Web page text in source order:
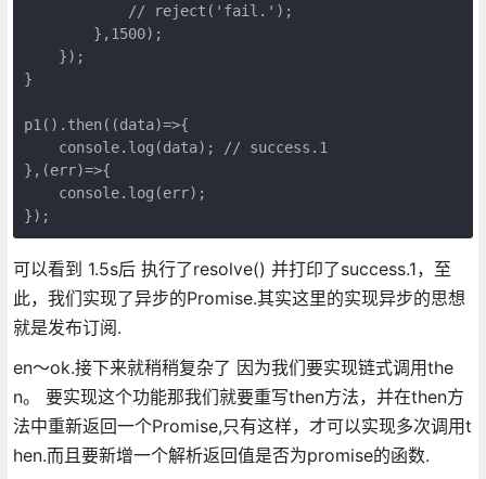
            // reject('fail.');
        },1500);
    });
}
p1().then((data)=>{
    console.log(data); // success.1
},(err)=>{
    console.log(err);
});
可以看到 1.5s后 执行了resolve() 并打印了success.1，至
此，我们实现了异步的Promise.其实这里的实现异步的思想
就是发布订阅.
en～ok.接下来就稍稍复杂了 因为我们要实现链式调用the
n。 要实现这个功能那我们就要重写then方法，并在then方
法中重新返回一个Promise,只有这样，才可以实现多次调用t
hen.而且要新增一个解析返回值是否为promise的函数.